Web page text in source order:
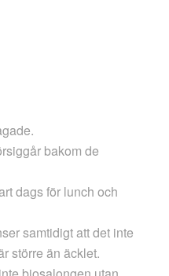
bakom de
dags för lunch och
samtidigt att det inte
större än äcklet.